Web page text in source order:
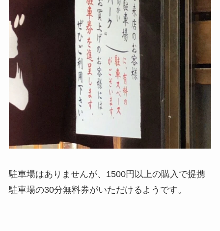
駐車場はありませんが、1500円以上の購入で提携
駐車場の30分無料券がいただけるようです。